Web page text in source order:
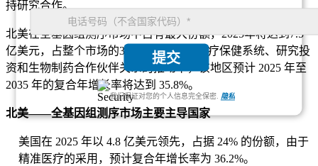
提交
我们保证对您的个人信息完全保密. 隐私
持研究合作。
北美在全基因组测序市场中占有最大份额，2025年将达到7.5
亿美元，占整个市场的38%。在先进的医疗保健系统、研究投
资和生物制药合作伙伴关系的推动下，该地区预计 2025 年至
2035 年的复合年增长率将达到 35.8%。
北美——全基因组测序市场主要主导国家
美国在 2025 年以 4.8 亿美元领先，占据 24% 的份额，由于
精准医疗的采用，预计复合年增长率为 36.2%。